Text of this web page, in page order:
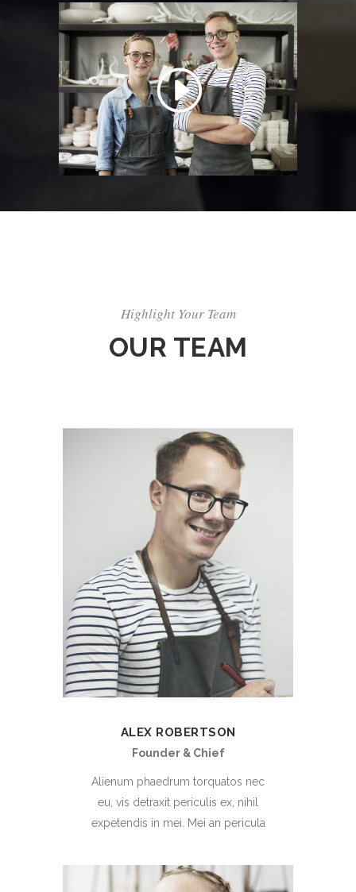
Highlight Your Team
OUR TEAM
ALEX ROBERTSON
Founder & Chief
Alienum phaedrum torquatos nec
eu, vis detraxit periculis ex, nihil
expetendis in mei. Mei an pericula